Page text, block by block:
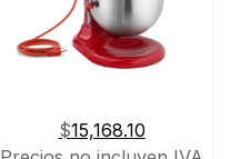
$15,168.10